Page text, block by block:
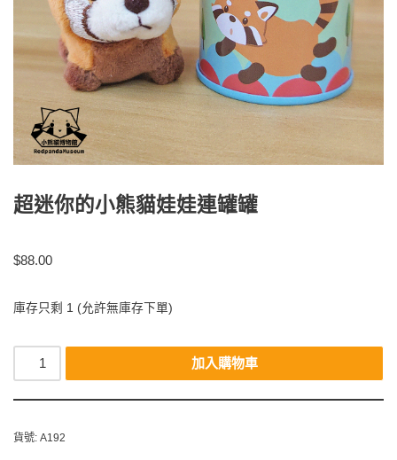
超迷你的小熊貓娃娃連罐罐
$88.00
庫存只剩 1 (允許無庫存下單)
加入購物車
貨號: A192